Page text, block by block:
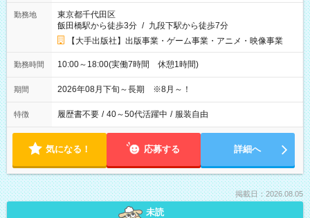
勤務地
東京都千代田区
飯田橋駅から徒歩3分 / 九段下駅から徒歩7分
【大手出版社】出版事業・ゲーム事業・アニメ・映像事業
勤務時間 10:00～18:00(実働7時間 休憩1時間)
期間 2026年08月下旬～長期 ※8月～！
特徴 履歴書不要 / 40～50代活躍中 / 服装自由
気になる！ 応募する 詳細へ
掲載日：2026.08.05
未読